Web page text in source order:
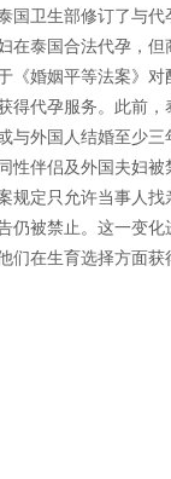
国卫生部修订了与
在泰国合法代孕，
《婚姻平等法案》
得代孕服务。此前
与外国人结婚至少
性伴侣及外国夫妇
规定只允许当事人
仍被禁止。这一变
们在生育选择方面获